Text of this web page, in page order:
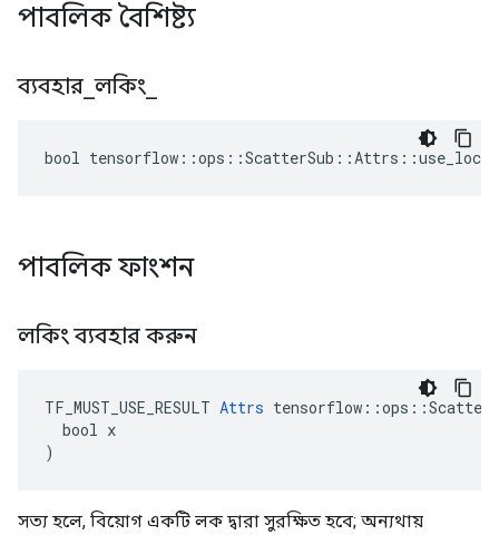
পাবলিক বৈশিষ্ট্য
ব্যবহার _লকিং
bool
পাবলিক ফাংশন
লকিং ব্যবহার করুন
TF_MUST_USE_RESULT Attrs
  bool x
)
সত্য হলে, বিয়োগ একটি লক দ্বারা সুরক্ষিত হবে; অন্যথায়